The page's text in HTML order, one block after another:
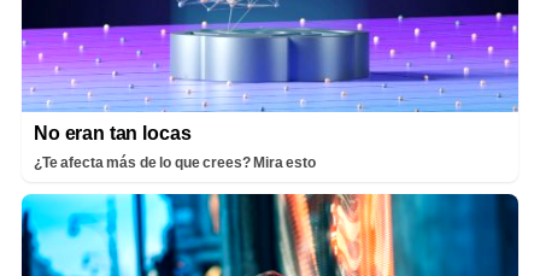
No eran tan locas
¿Te afecta más de lo que crees? Mira esto